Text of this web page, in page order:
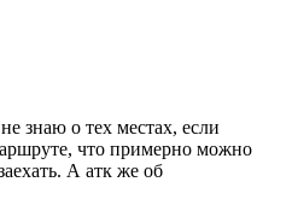
знаю о тех местах, если
что примерно можно
А атк же об